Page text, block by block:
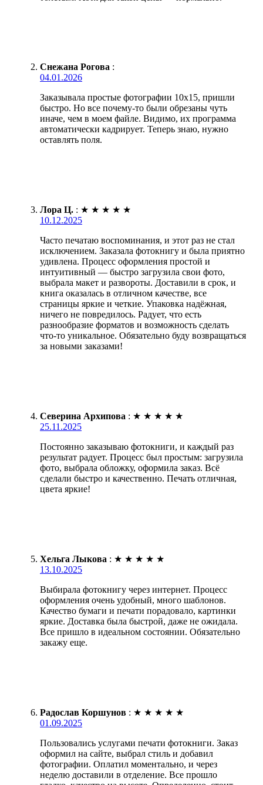
Снежана Рогова :
04.01.2026
Заказывала простые фотографии 10х15, пришли
быстро. Но все почему-то были обрезаны чуть
иначе, чем в моем файле. Видимо, их программа
автоматически кадрирует. Теперь знаю, нужно
оставлять поля.
Лора Ц. : ★ ★ ★ ★ ★
10.12.2025
Часто печатаю воспоминания, и этот раз не стал
исключением. Заказала фотокнигу и была приятно
удивлена. Процесс оформления простой и
интуитивный — быстро загрузила свои фото,
выбрала макет и развороты. Доставили в срок, и
книга оказалась в отличном качестве, все
страницы яркие и четкие. Упаковка надёжная,
ничего не повредилось. Радует, что есть
разнообразие форматов и возможность сделать
что-то уникальное. Обязательно буду возвращаться
за новыми заказами!
Северина Архипова : ★ ★ ★ ★ ★
25.11.2025
Постоянно заказываю фотокниги, и каждый раз
результат радует. Процесс был простым: загрузила
фото, выбрала обложку, оформила заказ. Всё
сделали быстро и качественно. Печать отличная,
цвета яркие!
Хельга Лыкова : ★ ★ ★ ★ ★
13.10.2025
Выбирала фотокнигу через интернет. Процесс
оформления очень удобный, много шаблонов.
Качество бумаги и печати порадовало, картинки
яркие. Доставка была быстрой, даже не ожидала.
Все пришло в идеальном состоянии. Обязательно
закажу еще.
Радослав Коршунов : ★ ★ ★ ★ ★
01.09.2025
Пользовались услугами печати фотокниги. Заказ
оформил на сайте, выбрал стиль и добавил
фотографии. Оплатил моментально, и через
неделю доставили в отделение. Все прошло